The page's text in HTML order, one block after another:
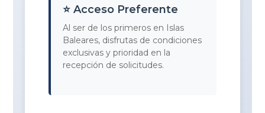
⭐ Acceso Preferente
Al ser de los primeros en Islas
Baleares, disfrutas de condiciones
exclusivas y prioridad en la
recepción de solicitudes.